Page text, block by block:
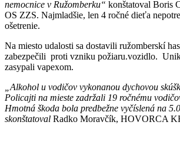
nemocnice v Ružomberku“ konštatoval Boris
OS ZZS. Najmladšie, len 4 ročné dieťa
ošetrenie.
Na miesto udalosti sa dostavili ružomberskí
zabezpečili proti vzniku požiaru.vozidlo.
zasypali vapexom.
„Alkohol u vodičov vykonanou dychovou
Policajti na mieste zadržali 19 ročnému
Hmotná škoda bola predbežne vyčíslená na
skonštatoval Radko Moravčík, HOVORCA